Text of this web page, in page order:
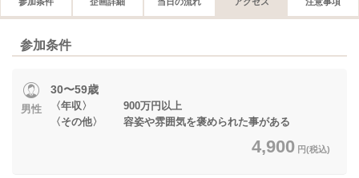
参加条件
男性
30〜59歳
〈年収〉 900万円以上
〈その他〉 容姿や雰囲気を褒められた事がある
4,900 円(税込)